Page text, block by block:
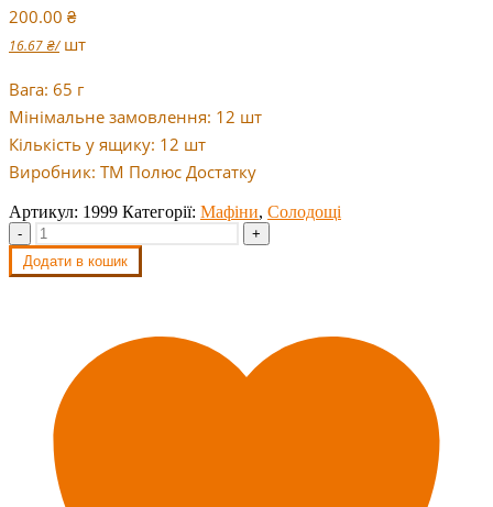
200.00 ₴
16.67₴/ шт
Вага: 65 г
Мінімальне замовлення: 12 шт
Кількість у ящику: 12 шт
Виробник: ТМ Полюс Достатку
Артикул: 1999 Категорії: Мафіни, Солодощі
-
+
Додати в кошик